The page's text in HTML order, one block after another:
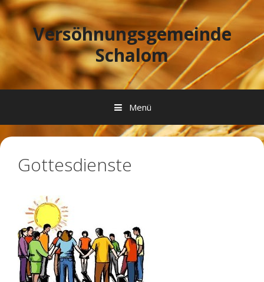
Springe zum Inhalt
Versöhnungsgemeinde
Schalom
Menü
Gottesdienste